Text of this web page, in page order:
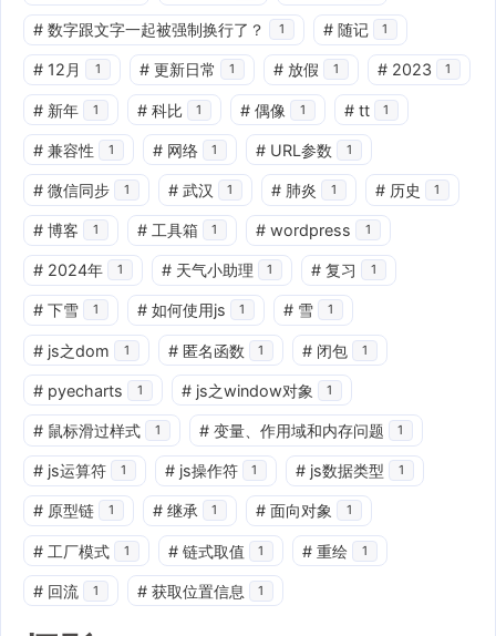
# 数字跟文字一起被强制换行了？ 1 # 随记 1
# 12月 1 # 更新日常 1 # 放假 1 # 2023 1
# 新年 1 # 科比 1 # 偶像 1 # tt 1
# 兼容性 1 # 网络 1 # URL参数 1
# 微信同步 1 # 武汉 1 # 肺炎 1 # 历史 1
# 博客 1 # 工具箱 1 # wordpress 1
# 2024年 1 # 天气小助理 1 # 复习 1
# 下雪 1 # 如何使用js 1 # 雪 1
# js之dom 1 # 匿名函数 1 # 闭包 1
# pyecharts 1 # js之window对象 1
# 鼠标滑过样式 1 # 变量、作用域和内存问题 1
# js运算符 1 # js操作符 1 # js数据类型 1
# 原型链 1 # 继承 1 # 面向对象 1
# 工厂模式 1 # 链式取值 1 # 重绘 1
# 回流 1 # 获取位置信息 1